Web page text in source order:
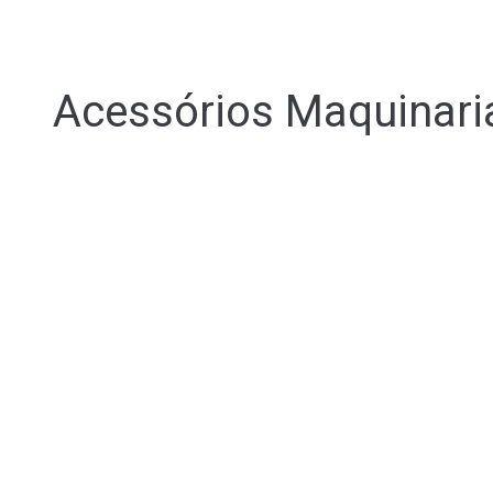
Acessórios